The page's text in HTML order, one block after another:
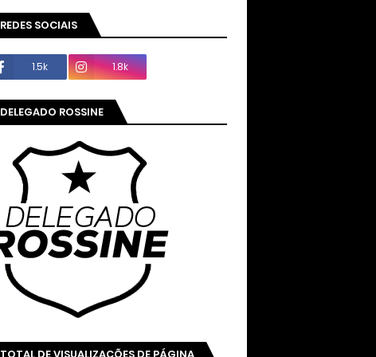
REDES SOCIAIS
1.5k 1.8k
DELEGADO ROSSINE